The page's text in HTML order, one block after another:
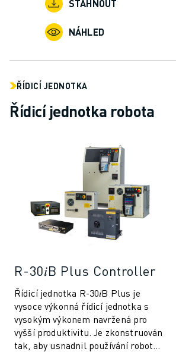
STÁHNOUT
NÁHLED
ŘÍDICÍ JEDNOTKA
Řídicí jednotka robota
R-30𝑖B Plus Controller
Řídicí jednotka R-30𝑖B Plus je
vysoce výkonná řídicí jednotka s
vysokým výkonem navržená pro
vyšší produktivitu. Je zkonstruován
tak, aby usnadnil používání robotů